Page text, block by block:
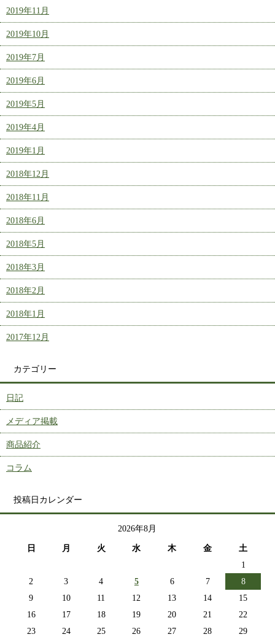
2019年11月
2019年10月
2019年7月
2019年6月
2019年5月
2019年4月
2019年1月
2018年12月
2018年11月
2018年6月
2018年5月
2018年3月
2018年2月
2018年1月
2017年12月
カテゴリー
日記
メディア掲載
商品紹介
コラム
投稿日カレンダー
2026年8月
日 月 火 水 木 金
土
1
2
3 4 5 6 7
8
9
10 11 12 13 14
15
16
17 18 19 20 21
22
23
24 25 26 27 28 29